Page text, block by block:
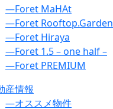
―Foret MaHAt
―Foret Rooftop.Garden
―Foret Hiraya
―Foret 1.5 – one half –
―Foret PREMIUM
産情報
―オススメ物件